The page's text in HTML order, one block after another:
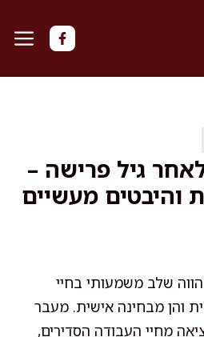
גיל פרישה –
והיבטים מעשיים
שלב משמעותי בחיי
והן מבחינה אישית. מעבר
מחיי העבודה הסדירים,